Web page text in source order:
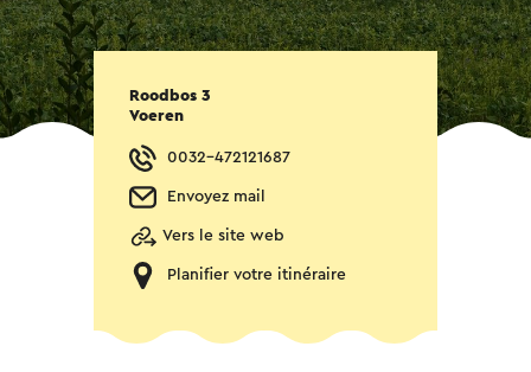
Roodbos 3
Voeren
0032-472121687
Envoyez mail
Vers le site web
Planifier votre itinéraire